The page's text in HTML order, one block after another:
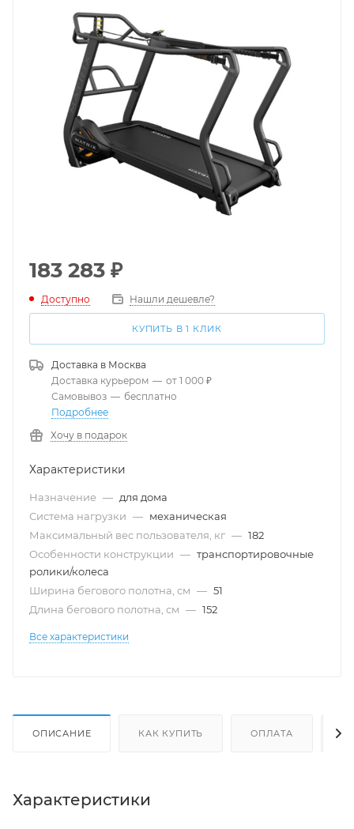
183 283 ₽
Доступно Нашли дешевле?
КУПИТЬ В 1 КЛИК
Доставка в Москва
Доставка курьером — от 1 000 ₽
Самовывоз — бесплатно
Подробнее
Хочу в подарок
Характеристики
Назначение — для дома
Система нагрузки — механическая
Максимальный вес пользователя, кг — 182
Особенности конструкции — транспортировочные
ролики/колеса
Ширина бегового полотна, см — 51
Длина бегового полотна, см — 152
Все характеристики
ОПИСАНИЕ КАК КУПИТЬ ОПЛАТА
Характеристики